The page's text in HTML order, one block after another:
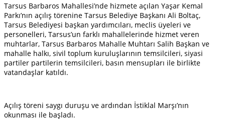
Tarsus Barbaros Mahallesi’nde hizmete açılan Yaşar Kemal
Parkı’nın açılış törenine Tarsus Belediye Başkanı Ali Boltaç,
Tarsus Belediyesi başkan yardımcıları, meclis üyeleri ve
personelleri, Tarsus’un farklı mahallelerinde hizmet veren
muhtarlar, Tarsus Barbaros Mahalle Muhtarı Salih Başkan ve
mahalle halkı, sivil toplum kuruluşlarının temsilcileri, siyasi
partiler partilerin temsilcileri, basın mensupları ile birlikte
vatandaşlar katıldı.
Açılış töreni saygı duruşu ve ardından İstiklal Marşı’nın
okunması ile başladı.